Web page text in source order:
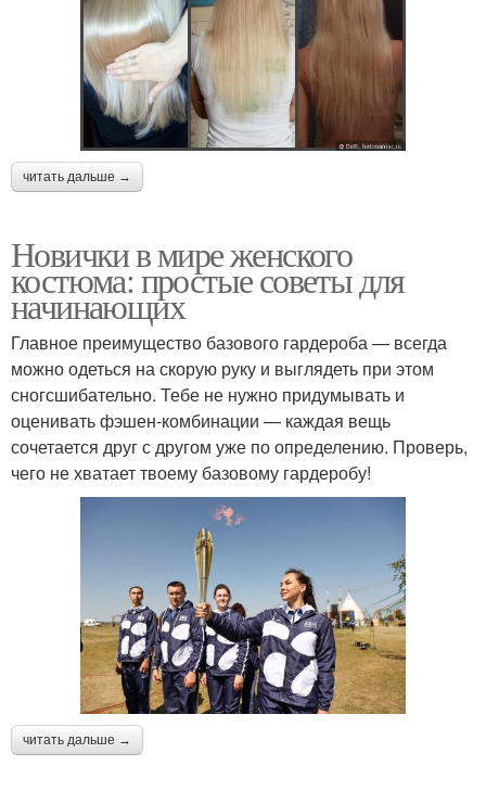
читать дальше →
Новички в мире женского
костюма: простые советы для
начинающих
Главное преимущество базового гардероба — всегда
можно одеться на скорую руку и выглядеть при этом
сногсшибательно. Тебе не нужно придумывать и
оценивать фэшен-комбинации — каждая вещь
сочетается друг с другом уже по определению. Проверь,
чего не хватает твоему базовому гардеробу!
читать дальше →